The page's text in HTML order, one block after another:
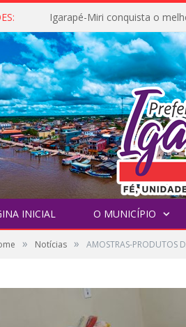
INICIAL O MUNICÍPIO
» Notícias » AMOSTRAS-PRODUTOS